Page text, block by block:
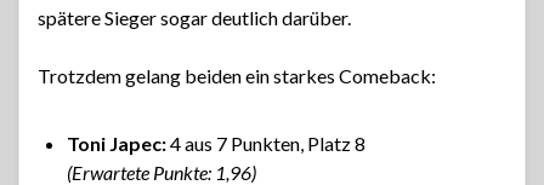
spätere Sieger sogar deutlich darüber.
Trotzdem gelang beiden ein starkes Comeback:
Toni Japec:4 aus 7 Punkten, Platz 8
(Erwartete Punkte: 1,96)